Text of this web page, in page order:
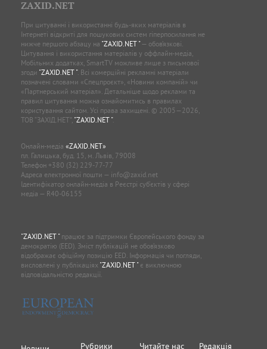
ZAXID.NET
При цитуванні і використанні будь-яких матеріалів в
Інтернеті відкриті для пошукових систем гіперпосилання не
нижче першого абзацу на "ZAXID.NET "— обов’язкові.
Цитування і використання матеріалів у оффлайн-медіа,
Мобільних додатках, SmartTV можливе лише з письмової
згоди "ZAXID.NET ". Всі комерційні рекламні матеріали
позначені словами «Спецпроєкт», «Новини компаній» чи
«Партнерський матеріал». Детальніше щодо реклами та
правил цитування можна ознайомитись в правилах
користування сайтом. Усі права захищені. © 2005—2026,
ТОВ “ЗАХІД.НЕТ”, "ZAXID.NET ".
Онлайн-медіа «ZAXID.NET»
пл. Галицька, буд. 15, м. Львів, 79008
Телефон +380 (32) 229-77-77
Адреса електронної пошти — info@zaxid.net
Ідентифікатор онлайн-медіа в Реєстрі суб'єктів у сфері
медіа — R40-06155
"ZAXID.NET "працює за підтримки Європейського фонду за
демократію (EED). Зміст публікацій не обов’язково
відображає офіційну позицію EED. Інформація чи погляди,
висловлені у публікаціях "ZAXID.NET "є виключною
відповідальністю редакції.
Рубрики Читайте нас Редакція